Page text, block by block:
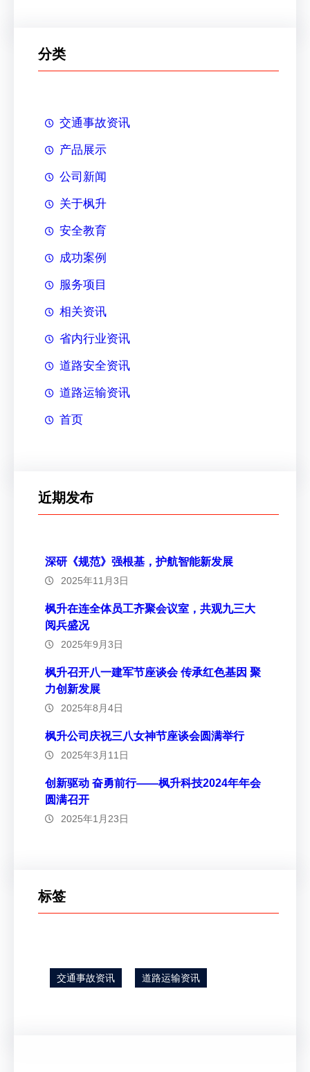
分类
交通事故资讯
产品展示
公司新闻
关于枫升
安全教育
成功案例
服务项目
相关资讯
省内行业资讯
道路安全资讯
道路运输资讯
首页
近期发布
深研《规范》强根基，护航智能新发展
2025年11月3日
枫升在连全体员工齐聚会议室，共观九三大
阅兵盛况
2025年9月3日
枫升召开八一建军节座谈会 传承红色基因 聚
力创新发展
2025年8月4日
枫升公司庆祝三八女神节座谈会圆满举行
2025年3月11日
创新驱动 奋勇前行——枫升科技2024年年会
圆满召开
2025年1月23日
标签
交通事故资讯 道路运输资讯